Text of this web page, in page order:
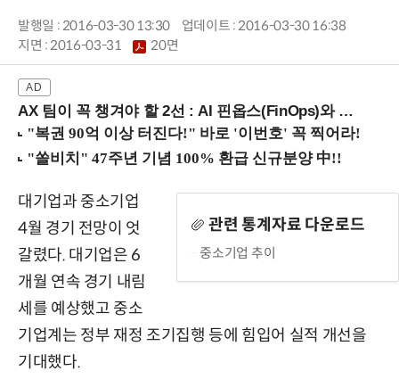
발행일 : 2016-03-30 13:30
업데이트 : 2016-03-30 16:38
지면 :2016-03-31 20면
AX 팀이 꼭 챙겨야 할 2선 : AI 핀옵스(FinOps)와 토큰 거버넌스 (8/21 잠실역)
관련 통계자료 다운로드
중소기업 추이
대기업과 중소기업
4월 경기 전망이 엇
갈렸다. 대기업은 6
개월 연속 경기 내림
세를 예상했고 중소
기업계는 정부 재정 조기집행 등에 힘입어 실적 개선을
기대했다.